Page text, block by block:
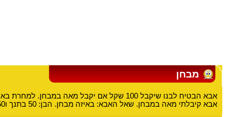
מבחן
אבא הבטיח לבנו שיקבל 100 שקל אם יקבל מאה במבחן.
אבא קיבלתי מאה במבחן. שאל האבא: באיזה מבחן. הבן: 50 בתנך ו50 בחשבון.